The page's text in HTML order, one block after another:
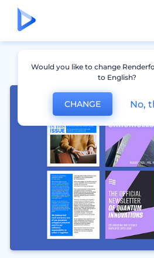
Would you like to change
to English?
CHANGE No,